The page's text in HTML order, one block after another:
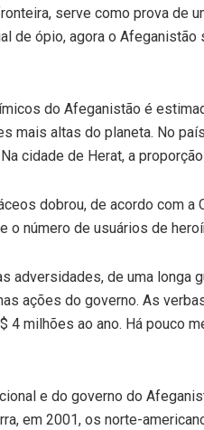
serve como prova de
de ópio, agora o
do Afeganistão é
mais altas do planeta. No
cidade de Herat, a
dobrou, de acordo com
o número de usuários de
adversidades, de uma longa
ações do governo. As
4 milhões ao ano. Há pouco
e do governo do
em 2001, os norte-